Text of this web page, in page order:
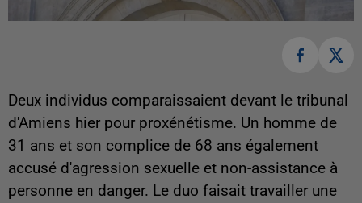
Deux individus comparaissaient devant le tribunal
d'Amiens hier pour proxénétisme. Un homme de
31 ans et son complice de 68 ans également
accusé d'agression sexuelle et non-assistance à
personne en danger. Le duo faisait travailler une